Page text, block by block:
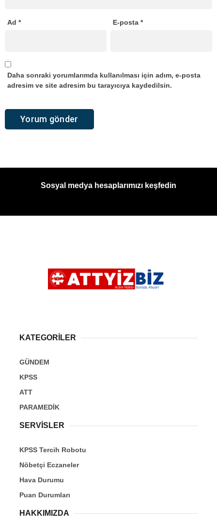
Ad * E-posta*
Daha sonraki yorumlarımda kullanılması için adım, e-posta
adresim ve site adresim bu tarayıcıya kaydedilsin.
Sosyal medya hesaplarımızı keşfedin
KATEGORİLER
GÜNDEM
KPSS
ATT
PARAMEDİK
SERVİSLER
KPSS Tercih Robotu
Nöbetçi Eczaneler
Hava Durumu
Puan Durumları
HAKKIMIZDA